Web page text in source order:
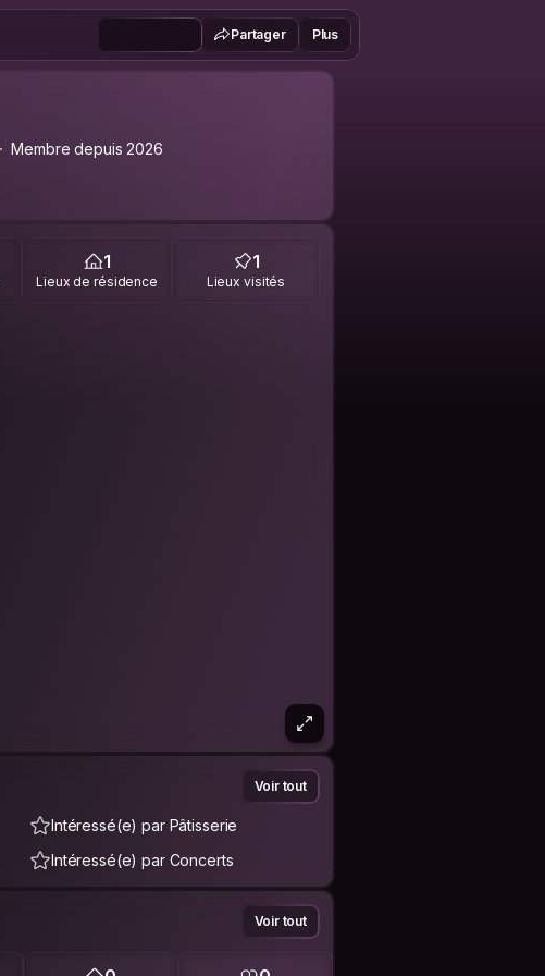
Partager Plus
Membre depuis 2026
1
Lieux de résidence
1
Lieux visités
Voir tout
Intéressé(e) par Pâtisserie
Intéressé(e) par Concerts
Voir tout